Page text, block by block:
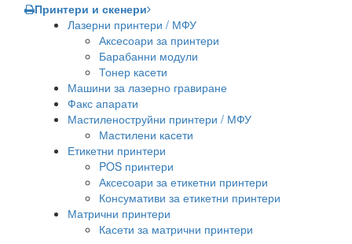
Принтери и скенери
Лазерни принтери / МФУ
Аксесоари за принтери
Барабанни модули
Тонер касети
Машини за лазерно гравиране
Факс апарати
Мастиленоструйни принтери / МФУ
Мастилени касети
Етикетни принтери
POS принтери
Аксесоари за етикетни принтери
Консумативи за етикетни принтери
Матрични принтери
Касети за матрични принтери